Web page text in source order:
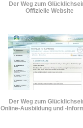
Der Weg zum
Offizielle Website
Der Weg zum
Online-Ausbildung und -